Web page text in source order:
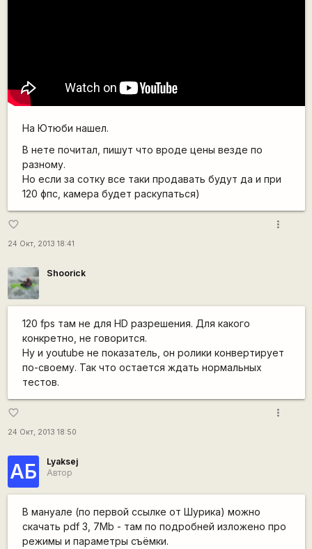
На Ютюби нашел.
В нете почитал, пишут что вроде цены везде по
разному.
Но если за сотку все таки продавать будут да и при
120 фпс, камера будет раскупаться)
favorite_border
24 Окт, 2013 18:41
more_vert
Shoorick
120 fps там не для HD разрешения. Для какого
конкретно, не говорится.
Ну и youtube не показатель, он ролики конвертирует
по-своему. Так что остается ждать нормальных
тестов.
favorite_border
24 Окт, 2013 18:50
more_vert
АБ
Lyaksej
Автор
В мануале (по первой ссылке от Шурика) можно
скачать pdf 3, 7Mb - там по подробней изложено про
режимы и параметры съёмки.